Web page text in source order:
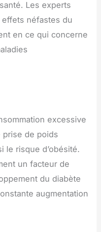
Les experts
néfastes du
en ce qui concerne
excessive
prise de poids
le risque d’obésité.
un facteur de
du diabète
augmentation